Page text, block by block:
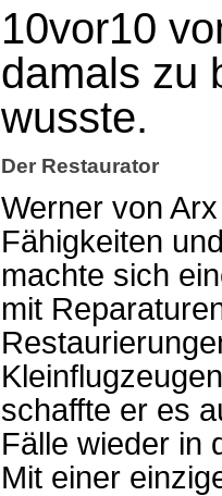
10vor10
damals zu
wusste.
Der Restaurator
Werner von
Fähigkeiten
machte sich
mit
schaffte er es
Fälle wieder in
Mit einer